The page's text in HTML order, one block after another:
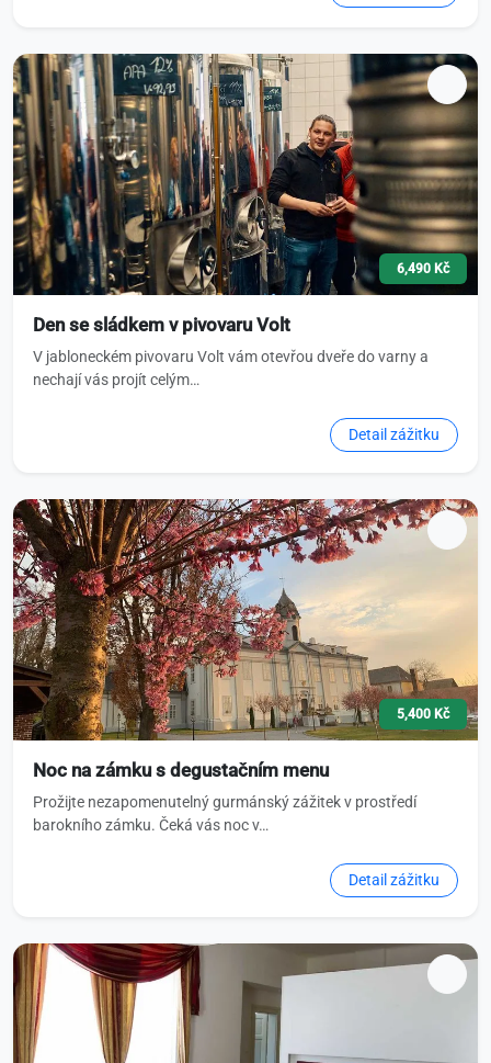
6,490 Kč
Den se sládkem v pivovaru Volt
V jabloneckém pivovaru Volt vám otevřou dveře do varny a
nechají vás projít celým…
Detail zážitku
5,400 Kč
Noc na zámku s degustačním menu
Prožijte nezapomenutelný gurmánský zážitek v prostředí
barokního zámku. Čeká vás noc v…
Detail zážitku